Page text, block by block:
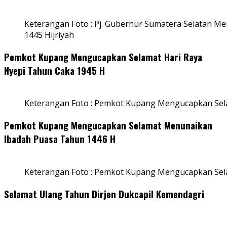
Keterangan Foto : Pj. Gubernur Sumatera Selatan
1445 Hijriyah
Pemkot Kupang Mengucapkan Selamat Hari Raya
Nyepi Tahun Caka 1945 H
Keterangan Foto : Pemkot Kupang Mengucapkan
Pemkot Kupang Mengucapkan Selamat Menunaikan
Ibadah Puasa Tahun 1446 H
Keterangan Foto : Pemkot Kupang Mengucapkan
Selamat Ulang Tahun Dirjen Dukcapil Kemendagri